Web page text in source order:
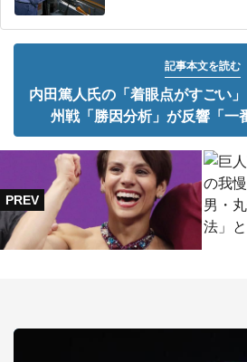
記事本文を読む
内田篤人氏の「着眼点がすごい
州戦「勝因分析」が反響「一